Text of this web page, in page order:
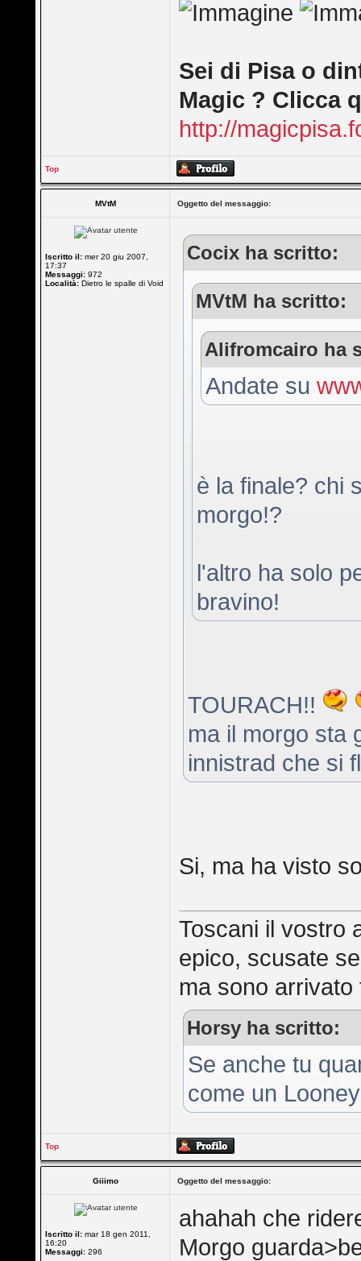
Sei di Pisa o
Magic ? Clicca
http://
Top
MVtM Oggetto del messaggio:
Iscritto il: mer 20 giu 2007,
17:37
Messaggi: 972
Località: Dietro le spalle di Void
Cocix ha scritto:
MVtM ha scritto:
Alifromcairo ha
Andate su
è la finale? chi
morgo!?
l'altro ha solo
bravino!
TOURACH!!
ma il morgo sta
innistrad che si
Si, ma ha visto
Toscani il vostro
epico, scusate
ma sono arrivato
Horsy ha scritto:
Se anche tu
come un
Top
Giiimo Oggetto del messaggio:
Iscritto il: mar 18 gen 2011,
16:20
Messaggi: 296
ahahah che
Morgo